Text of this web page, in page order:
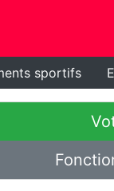
sportifs